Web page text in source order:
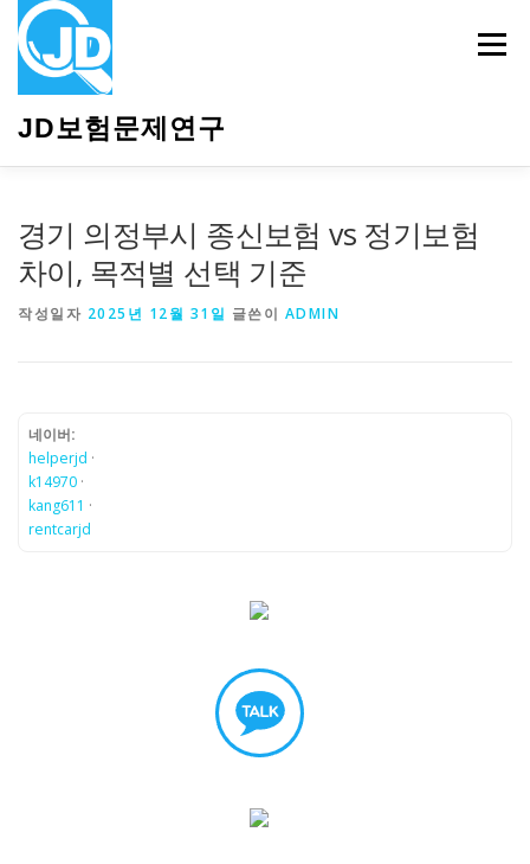
JD보험문제연구
메뉴
경기 의정부시 종신보험 vs 정기보험
차이, 목적별 선택 기준
작성일자 2025년 12월 31일 글쓴이 ADMIN
네이버:
helperjd ·
k14970 ·
kang611 ·
rentcarjd